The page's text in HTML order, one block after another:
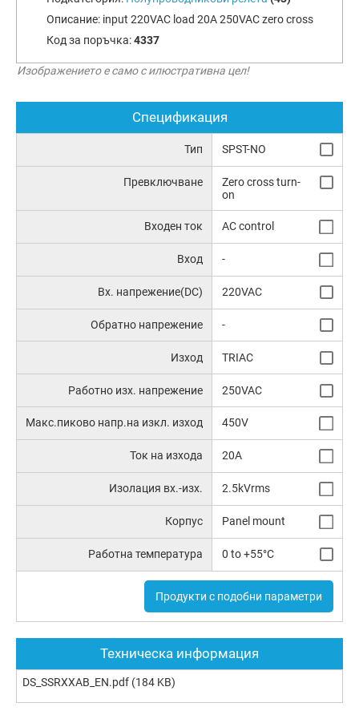
Описание: input 220VAC load 20A 250VAC zero cross
Код за поръчка:4337
Изображението е само с илюстративна цел!
Спецификация
Тип SPST-NO
Превключване
Zero cross turn-
on
Входен ток AC control
Вход -
Вх. напрежение(DC) 220VAC
Обратно напрежение -
Изход TRIAC
Работно изх. напрежение 250VAC
Макс.пиково напр.на изкл. изход 450V
Ток на изхода 20A
Изолация вх.-изх. 2.5kVrms
Корпус Panel mount
Работна температура 0 to +55°C
Продукти с подобни параметри
Техническа информация
DS_SSRXXAB_EN.pdf (184 KB)